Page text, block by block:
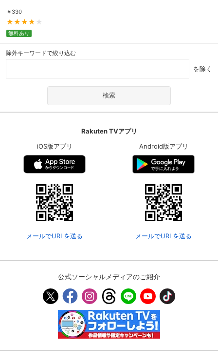
￥ 330
無料あり
除外キーワードで絞り込む
を除く
Rakuten TVアプリ
iOS版アプリ
メールでURLを送る
Android版アプリ
メールでURLを送る
公式ソーシャルメディアのご紹介